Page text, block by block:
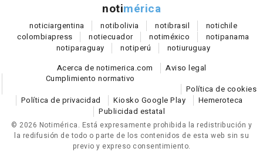
notimérica
noticiargentina notibolivia notibrasil notichile
colombiapress notiecuador notiméxico notipanama
notiparaguay notiperú notiuruguay
Acerca de notimerica.com
Aviso legal
Cumplimiento normativo
Política de cookies
Política de privacidad
Kiosko Google Play
Hemeroteca
Publicidad estatal
© 2026 Notimérica. Está expresamente prohibida la redistribución y
la redifusión de todo o parte de los contenidos de esta web sin su
previo y expreso consentimiento.